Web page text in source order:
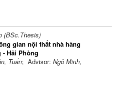
(BSc.Thesis)
gian nội thất nhà hàng
- Hải Phòng
Tuấn; Advisor: Ngô Minh,